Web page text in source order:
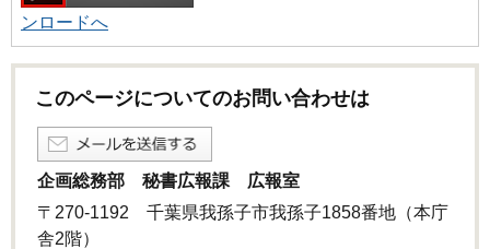
ンロードへ
このページについてのお問い合わせは
企画総務部 秘書広報課 広報室
〒270-1192 千葉県我孫子市我孫子1858番地（本庁
舎2階）